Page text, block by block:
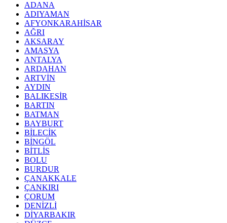
ADANA
ADIYAMAN
AFYONKARAHİSAR
AĞRI
AKSARAY
AMASYA
ANTALYA
ARDAHAN
ARTVİN
AYDIN
BALIKESİR
BARTIN
BATMAN
BAYBURT
BİLECİK
BİNGÖL
BİTLİS
BOLU
BURDUR
ÇANAKKALE
ÇANKIRI
ÇORUM
DENİZLİ
DİYARBAKIR